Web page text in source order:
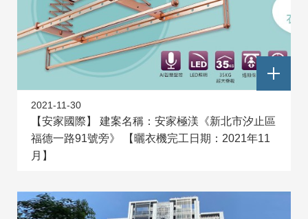
2021-11-30
【安家國際】 建案名稱：安家極渼《新北市汐止區
福德一路91號旁》 【曬衣機完工日期：2021年11
月】